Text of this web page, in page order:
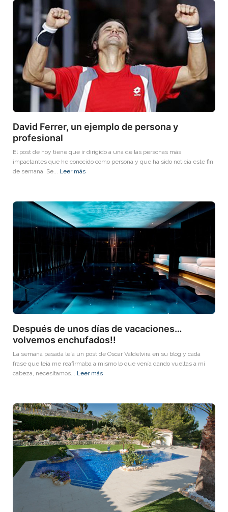
David Ferrer, un ejemplo de persona y
profesional
El post de hoy tiene que ir dirigido a una de las personas más
impactantes que he conocido como persona y que ha sido noticia este fin
de semana. Se... Leer más
Después de unos días de vacaciones…
volvemos enchufados!!
La semana pasada leía un post de Oscar Valdelvira en su blog y cada
frase que leía me reafirmaba a mismo lo que venía dando vueltas a mi
cabeza, necesitamos... Leer más